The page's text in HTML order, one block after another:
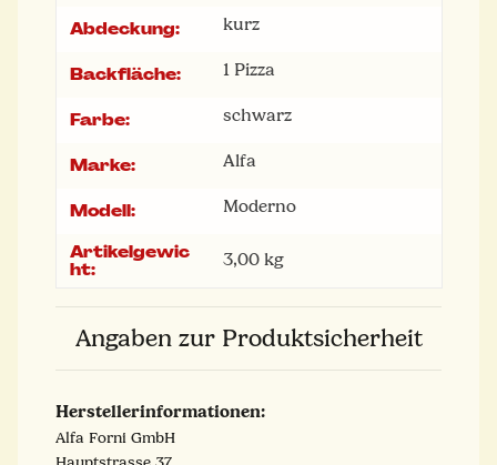
Abdeckung: kurz
Backfläche: 1 Pizza
Farbe: schwarz
Marke: Alfa
Modell: Moderno
Artikelgewic
ht:
3,00 kg
Angaben zur Produktsicherheit
Herstellerinformationen:
​Alfa Forni GmbH